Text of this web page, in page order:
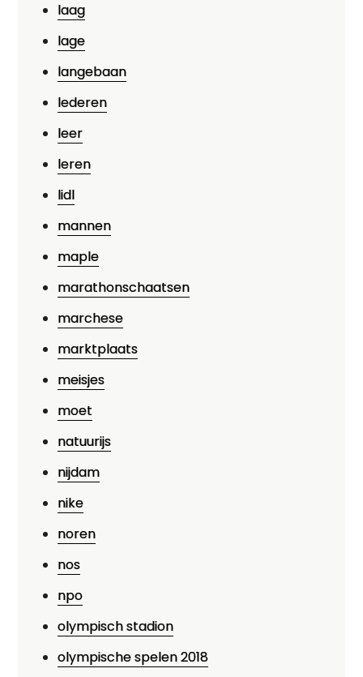
laag
lage
langebaan
lederen
leer
leren
lidl
mannen
maple
marathonschaatsen
marchese
marktplaats
meisjes
moet
natuurijs
nijdam
nike
noren
nos
npo
olympisch stadion
olympische spelen 2018